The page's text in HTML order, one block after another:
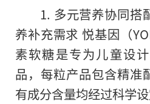
1. 多元营养协同搭
养补充需求 悦基因（
素软糖是专为儿童设
品，每粒产品包含精准
有成分含量均经过科学设